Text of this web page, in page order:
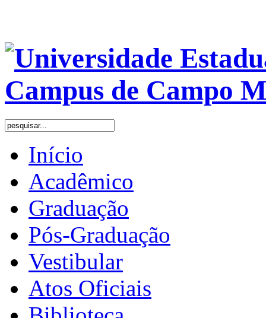
Início
Acadêmico
Graduação
Pós-Graduação
Vestibular
Atos Oficiais